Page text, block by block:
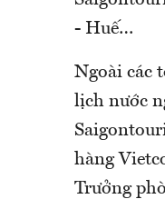
- Huế…
Ngoài các
lịch nước
hàng
Trưởng